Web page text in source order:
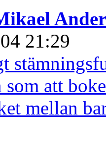
21:29
att
mellan